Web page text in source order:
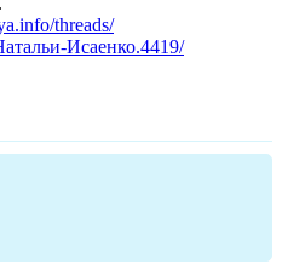
threads/
Исаенко.4419/